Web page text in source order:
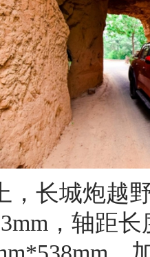
长城炮越野
，轴距